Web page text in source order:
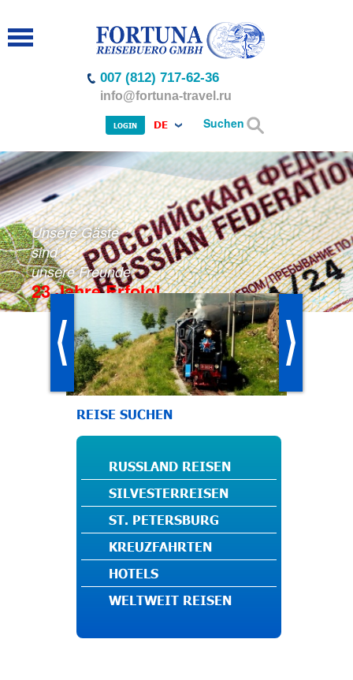
Suchen
007 (812) 717-62-36
info@fortuna-travel.ru
LOGIN DE
Unsere Gäste
sind
unsere Freunde
23 Jahre Erfolg!
REISE SUCHEN
RUSSLAND REISEN
SILVESTERREISEN
ST. PETERSBURG
KREUZFAHRTEN
HOTELS
WELTWEIT REISEN